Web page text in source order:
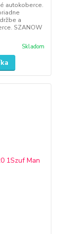
autokoberce.
a
SZANOW
Skladom